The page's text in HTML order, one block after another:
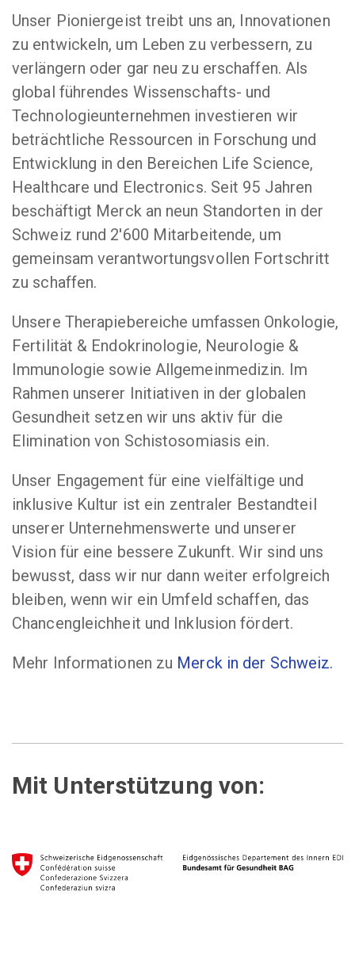
Unser Pioniergeist treibt uns an, Innovationen
zu entwickeln, um Leben zu verbessern, zu
verlängern oder gar neu zu erschaffen. Als
global führendes Wissenschafts- und
Technologieunternehmen investieren wir
beträchtliche Ressourcen in Forschung und
Entwicklung in den Bereichen Life Science,
Healthcare und Electronics. Seit 95 Jahren
beschäftigt Merck an neun Standorten in der
Schweiz rund 2'600 Mitarbeitende, um
gemeinsam verantwortungsvollen Fortschritt
zu schaffen.
Unsere Therapiebereiche umfassen Onkologie,
Fertilität & Endokrinologie, Neurologie &
Immunologie sowie Allgemeinmedizin. Im
Rahmen unserer Initiativen in der globalen
Gesundheit setzen wir uns aktiv für die
Elimination von Schistosomiasis ein.
Unser Engagement für eine vielfältige und
inklusive Kultur ist ein zentraler Bestandteil
unserer Unternehmenswerte und unserer
Vision für eine bessere Zukunft. Wir sind uns
bewusst, dass wir nur dann weiter erfolgreich
bleiben, wenn wir ein Umfeld schaffen, das
Chancengleichheit und Inklusion fördert.
Mehr Informationen zu Merck in der Schweiz.
Mit Unterstützung von: